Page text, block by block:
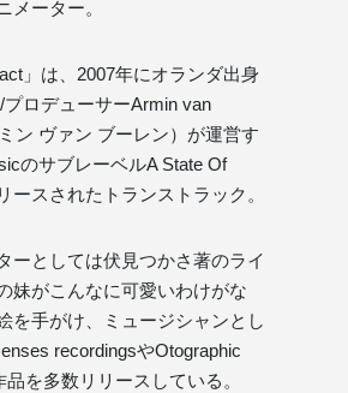
メーター。
」は、2007年にオランダ出身
ロデューサーArmin van
ン ヴァン ブーレン）が運営す
のサブレーベルA State Of
ースされたトランストラック。
ーとしては伏見つかさ著のライ
妹がこんなに可愛いわけがな
を手がけ、ミュージシャンとし
recordingsやOtographic
を多数リリースしている。